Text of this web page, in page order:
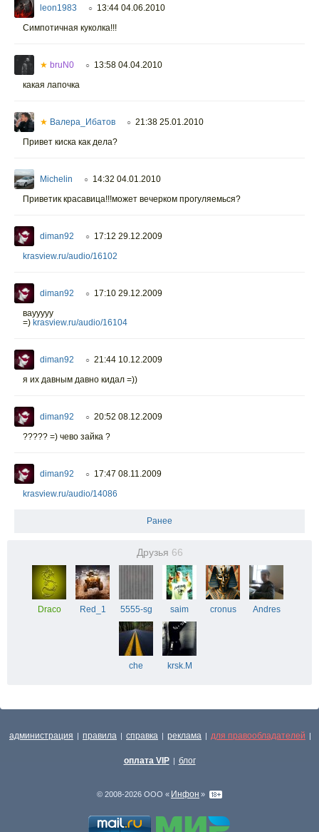
leon1983 ○ 13:44 04.06.2010
Симпотичная куколка!!!
★ bruN0 ○ 13:58 04.04.2010
какая лапочка
★ Валера_Ибатов ○ 21:38 25.01.2010
Привет киска как дела?
Michelin ○ 14:32 04.01.2010
Приветик красавица!!!может вечерком прогуляемься?
diman92 ○ 17:12 29.12.2009
krasview.ru/audio/16102
diman92 ○ 17:10 29.12.2009
ваууууу
=) krasview.ru/audio/16104
diman92 ○ 21:44 10.12.2009
я их давным давно кидал =))
diman92 ○ 20:52 08.12.2009
????? =) чево зайка ?
diman92 ○ 17:47 08.11.2009
krasview.ru/audio/14086
Ранее
Друзья 66
Draco Red_1 5555-sg saim cronus Andres
che krsk.M
администрация | правила | справка | реклама | для правообладателей |
оплата VIP | блог
© 2008-2026 ООО « Инфон »